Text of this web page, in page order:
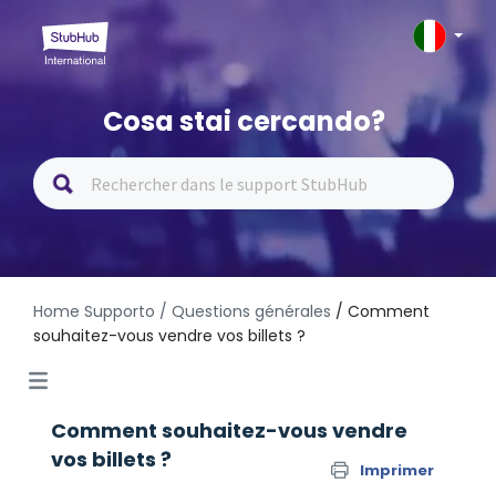
Cosa stai cercando?
Home Supporto / Questions générales / Comment
souhaitez-vous vendre vos billets ?
Comment souhaitez-vous vendre
vos billets ?
Imprimer